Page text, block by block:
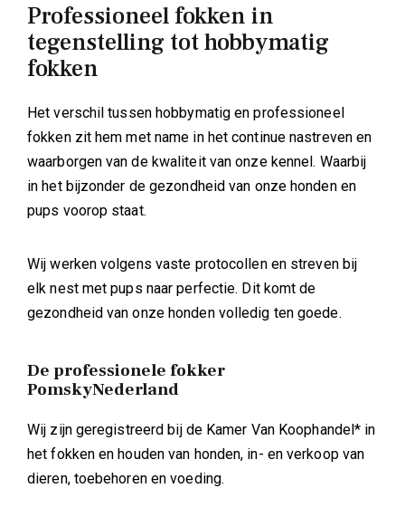
Professioneel fokken in
tegenstelling tot hobbymatig
fokken
Het verschil tussen hobbymatig en professioneel
fokken zit hem met name in het continue nastreven en
waarborgen van de kwaliteit van onze kennel. Waarbij
in het bijzonder de gezondheid van onze honden en
pups voorop staat.
Wij werken volgens vaste protocollen en streven bij
elk nest met pups naar perfectie. Dit komt de
gezondheid van onze honden volledig ten goede.
De professionele fokker
PomskyNederland
Wij zijn geregistreerd bij de Kamer Van Koophandel* in
het fokken en houden van honden, in- en verkoop van
dieren, toebehoren en voeding.